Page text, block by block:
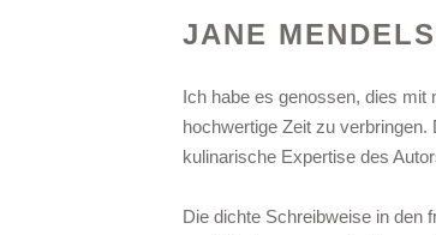
JANE
Ich habe es genossen, dies mit
hochwertige Zeit zu
kulinarische Expertise des
Die dichte Schreibweise in den